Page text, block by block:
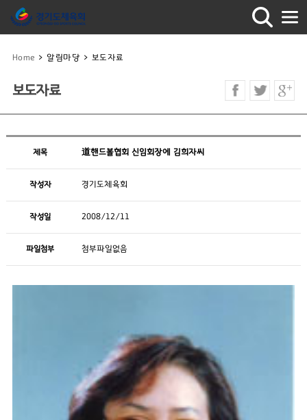
Home > 알림마당 > 보도자료
보도자료
제목 道핸드볼협회 신임회장에 김희자씨
작성자 경기도체육회
작성일 2008/12/11
파일첨부 첨부파일없음